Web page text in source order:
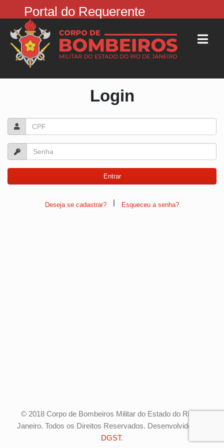
Portal do Requerente
Login
Deseja se cadastrar? | Esqueceu a senha?
© 2018 Corpo de Bombeiros Militar do Estado do Rio de
Janeiro. Todos os Direitos Reservados. Desenvolvido pela
DGST.